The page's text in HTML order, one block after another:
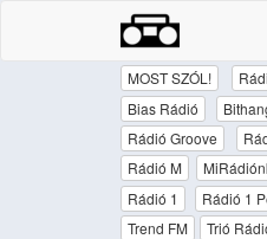
MOST SZÓL!
Bias Rádió
Rádió Groove
Rádió M
Rádió 1
Rádió 1
Trend FM
Trió